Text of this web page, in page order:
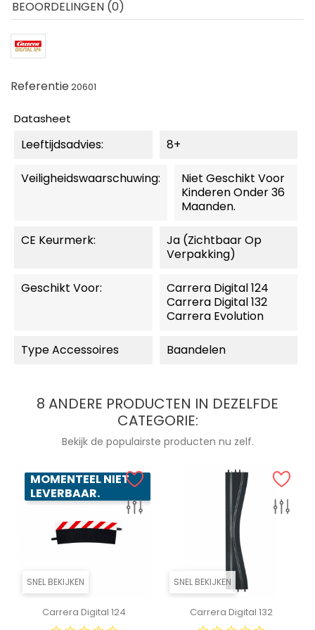
BEOORDELINGEN (0)
Referentie20601
Datasheet
Leeftijdsadvies: 8+
Veiligheidswaarschuwing:
Niet Geschikt Voor
Kinderen Onder 36
Maanden.
CE Keurmerk:
Ja (zichtbaar Op
Verpakking)
Geschikt Voor:
Carrera Digital 124
Carrera Digital 132
Carrera Evolution
Type Accessoires Baandelen
8 ANDERE PRODUCTEN IN DEZELFDE
CATEGORIE:
Bekijk de populairste producten nu zelf.
SNEL BEKIJKEN
MOMENTEEL NIET
LEVERBAAR.
Carrera Digital 124
SNEL BEKIJKEN
Carrera Digital 132